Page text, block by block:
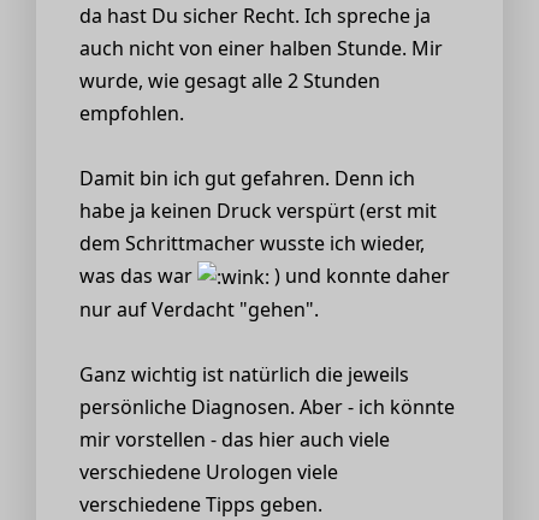
da hast Du sicher Recht. Ich spreche ja
auch nicht von einer halben Stunde. Mir
wurde, wie gesagt alle 2 Stunden
empfohlen.
Damit bin ich gut gefahren. Denn ich
habe ja keinen Druck verspürt (erst mit
dem Schrittmacher wusste ich wieder,
was das war
) und konnte daher
nur auf Verdacht "gehen".
Ganz wichtig ist natürlich die jeweils
persönliche Diagnosen. Aber - ich könnte
mir vorstellen - das hier auch viele
verschiedene Urologen viele
verschiedene Tipps geben.